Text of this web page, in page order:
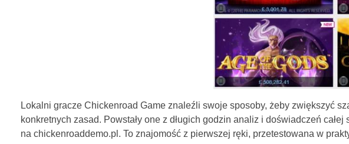
Lokalni gracze Chickenroad Game znaleźli swoje sposoby, żeby zwiększyć
konkretnych zasad. Powstały one z długich godzin analiz i doświadczeń
na chickenroaddemo.pl. To znajomość z pierwszej ręki, przetestowana w